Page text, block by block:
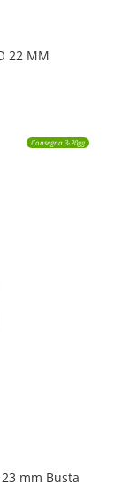
22 MM
Consegna 3-20gg
mm Busta